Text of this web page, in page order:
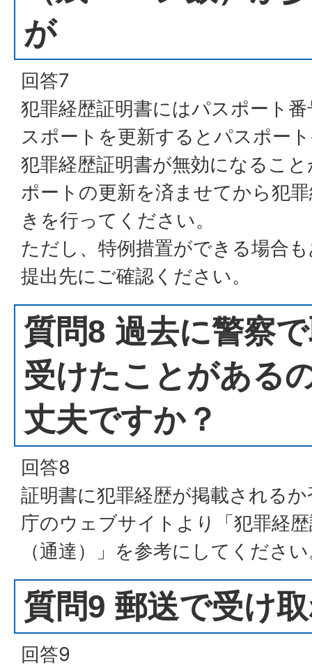
が
回答7
犯罪経歴証明書にはパスポート
スポートを更新するとパスポー
犯罪経歴証明書が無効になるこ
ポートの更新を済ませてから犯
きを行ってください。
ただし、特例措置ができる場合
提出先にご確認ください。
質問8 過去に警察
受けたことがある
丈夫ですか？
回答8
証明書に犯罪経歴が掲載される
庁のウェブサイトより「犯罪経
（通達）」を参考にしてくださ
質問9 郵送で受け
回答9